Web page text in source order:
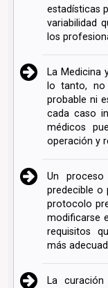
estadísticas
variabilidad
los
La Medicina
lo tanto, no
probable ni
cada caso
médicos
operación y
Un
predecible o
protocolo
modificarse
requisitos
más
La